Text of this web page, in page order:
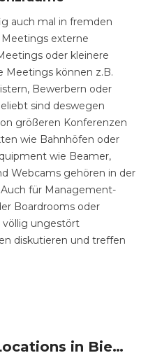
auch mal in fremden
externe
oder kleinere
Meetings können z.B.
Bewerbern oder
sind deswegen
größeren Konferenzen
wie Bahnhöfen oder
wie Beamer,
Webcams gehören in der
für Management-
Boardrooms oder
ungestört
diskutieren und treffen
Locations in Bielefeld mieten